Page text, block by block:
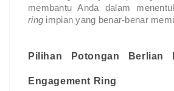
membantu Anda dalam
ring impian yang benar-benar
Pilihan Potongan Berlian
Engagement Ring